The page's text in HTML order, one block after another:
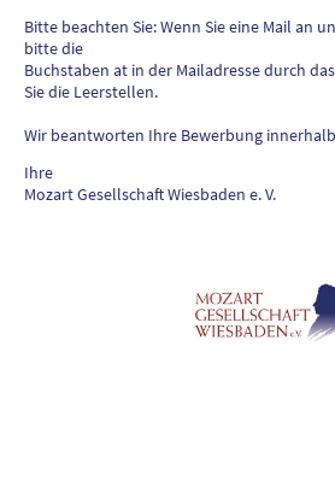
Bitte beachten Sie: Wenn Sie eine Mail an
bitte die
Buchstaben at in der Mailadresse durch
Sie die Leerstellen.
Wir beantworten Ihre Bewerbung
Ihre
Mozart Gesellschaft Wiesbaden e. V.